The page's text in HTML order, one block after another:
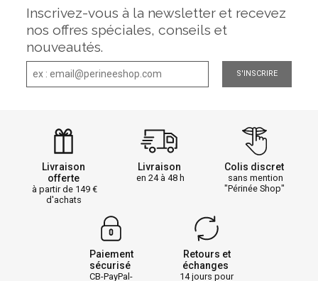
Inscrivez-vous à la newsletter et recevez
nos offres spéciales, conseils et
nouveautés.
S'INSCRIRE
Livraison
offerte
à partir de 149
d'achats
Livraison
en 24 à 48 h
Colis discret
sans mention
"Périnée Shop"
Paiement
sécurisé
CB-PayPal-
Retours et
échanges
14 jours pour